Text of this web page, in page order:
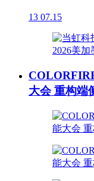
13 07.15
大会 重构端